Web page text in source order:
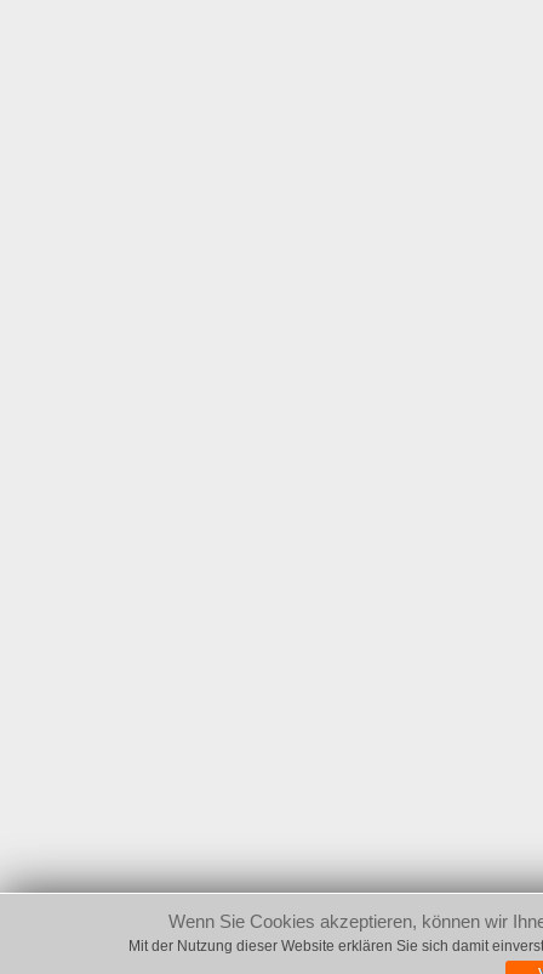
Wenn Sie Cookies akzeptieren, können wir
Mit der Nutzung dieser Website erklären Sie sich damit